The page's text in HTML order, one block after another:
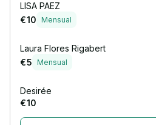
LISA PAEZ
€ 10 Mensual
Laura Flores Rigabert
€ 5 Mensual
Desirée
€ 10